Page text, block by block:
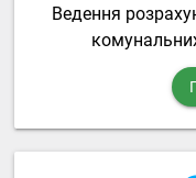
Ведення